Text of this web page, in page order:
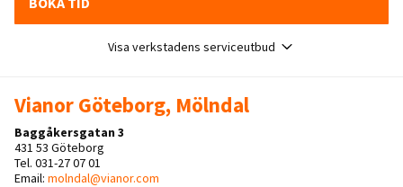
Visa verkstadens serviceutbud
Vianor Göteborg, Mölndal
Baggåkersgatan 3
431 53 Göteborg
Tel. 031-27 07 01
Email: molndal@vianor.com